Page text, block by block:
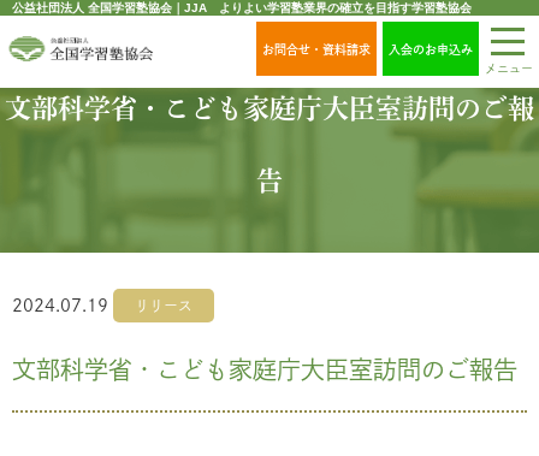
公益社団法人 全国学習塾協会｜JJA よりよい学習塾業界の確立を目指す学習塾協会
お問合せ・資料請求
入会のお申込み
メニュー
文部科学省・こども家庭庁大臣室訪問のご報
告
2024.07.19 リリース
文部科学省・こども家庭庁大臣室訪問のご報告